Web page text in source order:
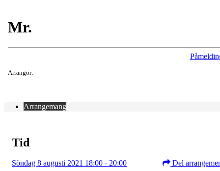
Mr.
Arrangör:
Arrangemang
Tid
Söndag 8 augusti 2021 18:00 - 20:00 Del